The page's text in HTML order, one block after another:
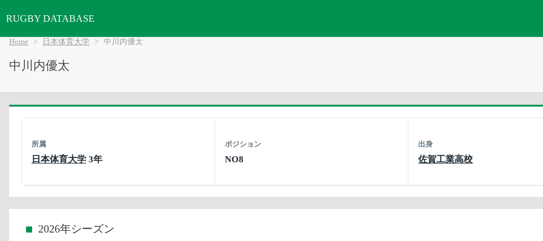
RUGBY DATABASE
Home 日本体育大学 中川内優太
中川内優太
所属
日本体育大学 3年
ポジション
NO8
出身
佐賀工業高校
2026年シーズン